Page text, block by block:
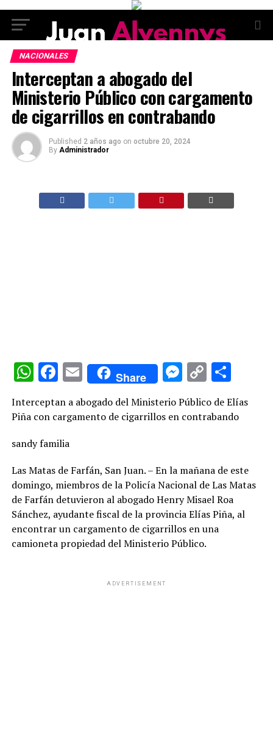
NACIONALES
Interceptan a abogado del
Ministerio Público con cargamento
de cigarrillos en contrabando
Published 2 años ago on octubre 20, 2024
By Administrador
WhatsApp
Facebook
EmailShare
Copy
Interceptan a abogado del Ministerio Público de Elías
Piña con cargamento de cigarrillos en contrabando
sandy familia
Las Matas de Farfán, San Juan. – En la mañana de este
domingo, miembros de la Policía Nacional de Las Matas
de Farfán detuvieron al abogado Henry Misael Roa
Sánchez, ayudante fiscal de la provincia Elías Piña, al
encontrar un cargamento de cigarrillos en una
camioneta propiedad del Ministerio Público.
ADVERTISEMENT